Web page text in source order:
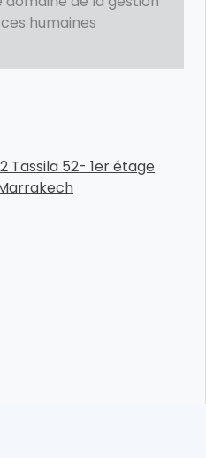
humaines
Tassila 52- 1er étage